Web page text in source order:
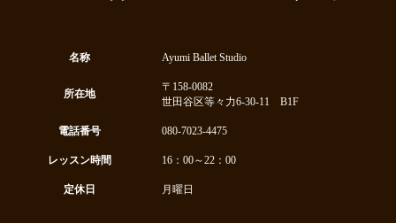
名称 Ayumi Ballet Studio
所在地
〒158-0082
世田谷区等々力6-30-11 B1F
電話番号 080-7023-4475
レッスン時間 16：00～22：00
定休日 月曜日